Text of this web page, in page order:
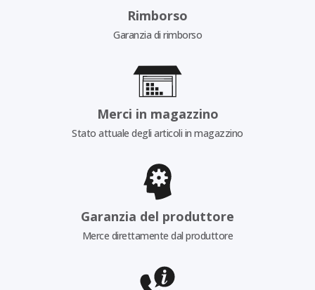
Rimborso
Garanzia di rimborso
Merci in magazzino
Stato attuale degli articoli in magazzino
Garanzia del produttore
Merce direttamente dal produttore